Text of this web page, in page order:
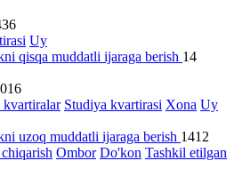
Uy
qisqa muddatli ijaraga berish 14
Studiya kvartirasi Xona Uy
uzoq muddatli ijaraga berish 1412
Ombor Do'kon Tashkil etilgan